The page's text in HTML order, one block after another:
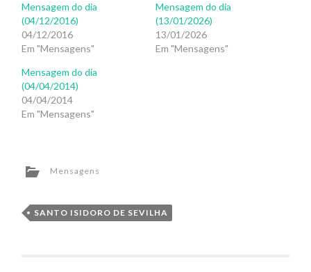
Mensagem do dia
(04/12/2016)
04/12/2016
Em "Mensagens"
Mensagem do dia
(13/01/2026)
13/01/2026
Em "Mensagens"
Mensagem do dia
(04/04/2014)
04/04/2014
Em "Mensagens"
Mensagens
SANTO ISIDORO DE SEVILHA